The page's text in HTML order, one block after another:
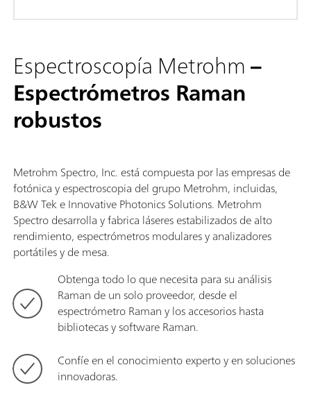
Espectroscopía Metrohm–
Espectrómetros Raman
robustos
Metrohm Spectro, Inc. está compuesta por las empresas de
fotónica y espectroscopia del grupo Metrohm, incluidas,
B&W Tek e Innovative Photonics Solutions. Metrohm
Spectro desarrolla y fabrica láseres estabilizados de alto
rendimiento, espectrómetros modulares y analizadores
portátiles y de mesa.
Obtenga todo lo que necesita para su análisis
Raman de un solo proveedor, desde el
espectrómetro Raman y los accesorios hasta
bibliotecas y software Raman.
Confíe en el conocimiento experto y en soluciones
innovadoras.